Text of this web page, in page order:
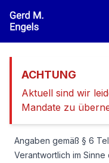
ACHTUNG
Aktuell sind wir
Mandate zu
Angaben gemäß § 6
Verantwortlich im